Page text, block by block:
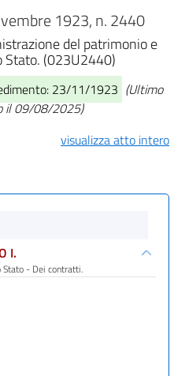
1923, n. 2440
del patrimonio e
Stato. (023U2440)
23/11/1923 (Ultimo
il 09/08/2025)
visualizza atto intero
I.
- Dei contratti.